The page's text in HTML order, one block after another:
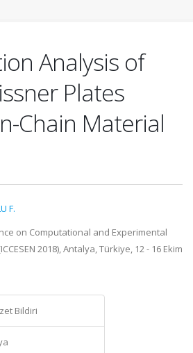
Analysis of
Plates
Chain Material
F.
on Computational and Experimental
2018), Antalya, Türkiye, 12 - 16 Ekim
Bildiri